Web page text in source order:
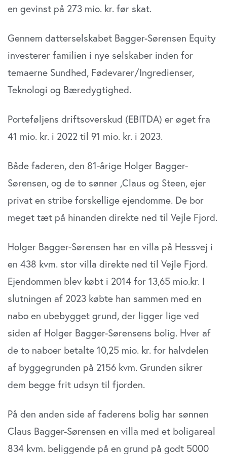
sociale medier, annonceringspartnere og
data med andre oplysninger, du har givet dem, eller som
de har indsamlet fra din brug af deres tjenester. Du
samtykker til vores cookies, hvis du fortsætter med at
anvende vores hjemmeside.
en gevinst på 273 mio. kr. før skat.
Gennem datterselskabet Bagger-Sørensen Equity
investerer familien i nye selskaber inden for
temaerne Sundhed, Fødevarer/Ingredienser,
Teknologi og Bæredygtighed.
Porteføljens driftsoverskud (EBITDA) er øget fra
41 mio. kr. i 2022 til 91 mio. kr. i 2023.
Både faderen, den 81-årige Holger Bagger-
Sørensen, og de to sønner ,Claus og Steen, ejer
privat en stribe forskellige ejendomme. De bor
meget tæt på hinanden direkte ned til Vejle Fjord.
Holger Bagger-Sørensen har en villa på Hessvej i
en 438 kvm. stor villa direkte ned til Vejle Fjord.
Ejendommen blev købt i 2014 for 13,65 mio.kr. I
slutningen af 2023 købte han sammen med en
nabo en ubebygget grund, der ligger lige ved
siden af Holger Bagger-Sørensens bolig. Hver af
de to naboer betalte 10,25 mio. kr. for halvdelen
af byggegrunden på 2156 kvm. Grunden sikrer
dem begge frit udsyn til fjorden.
På den anden side af faderens bolig har sønnen
Claus Bagger-Sørensen en villa med et boligareal
834 kvm. beliggende på en grund på godt 5000